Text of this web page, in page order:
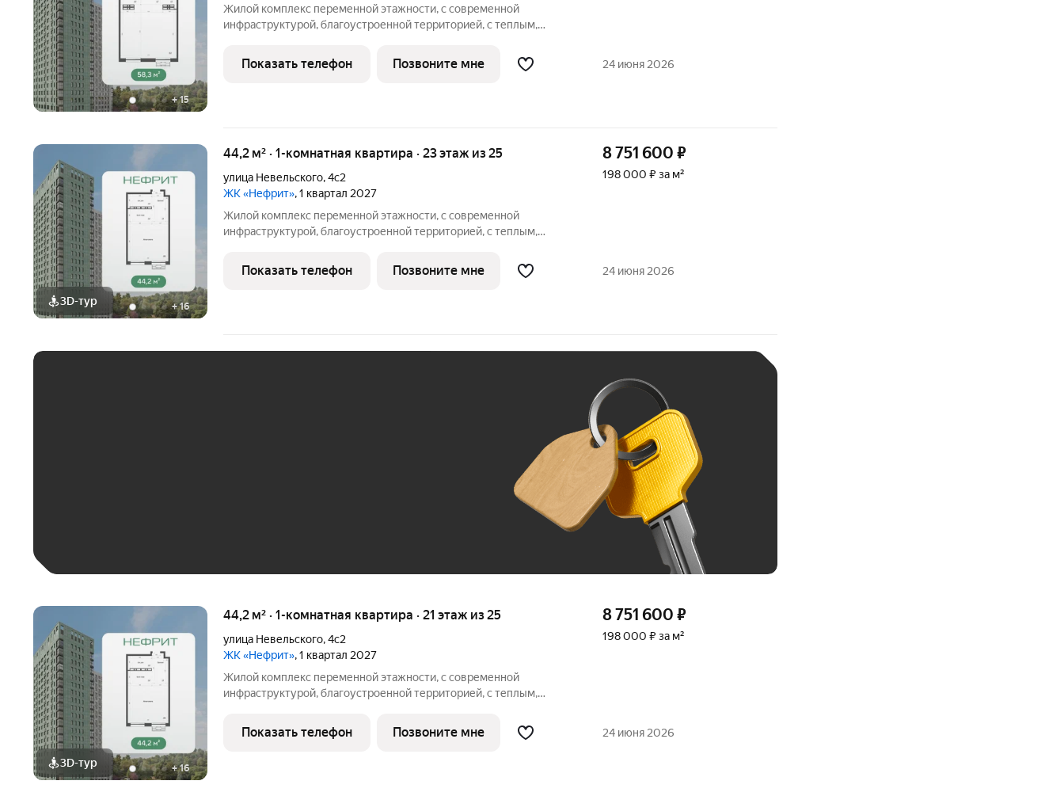
+15
Жилой комплекс переменной этажности, с современной
инфраструктурой, благоустроенной территорией, с теплым,
районе Луговая. Просторные квартиры, с большими окнами,
комфортными планировкам,
Показать телефон Позвоните мне 24 июня 2026
3D-тур +16
44,2 м² · 1-комнатная квартира · 23 этаж из 25
улица Невельского,4с2
ЖК «Нефрит», 1 квартал 2027
Жилой комплекс переменной этажности, с современной
инфраструктурой, благоустроенной территорией, с теплым,
районе Луговая. Просторные квартиры, с большими окнами,
комфортными планировкам,
8 751 600 ₽
198 000 ₽ за м²
Показать телефон Позвоните мне 24 июня 2026
3D-тур +16
44,2 м² · 1-комнатная квартира · 21 этаж из 25
улица Невельского,4с2
ЖК «Нефрит», 1 квартал 2027
Жилой комплекс переменной этажности, с современной
инфраструктурой, благоустроенной территорией, с теплым,
районе Луговая. Просторные квартиры, с большими окнами,
комфортными планировкам,
8 751 600 ₽
198 000 ₽ за м²
Показать телефон Позвоните мне 24 июня 2026